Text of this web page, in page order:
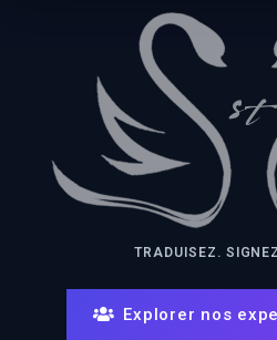
TRADUISEZ.
Explorer nos